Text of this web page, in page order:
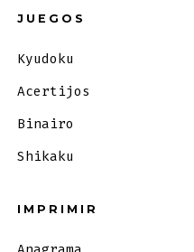
JUEGOS
Kyudoku
Acertijos
Binairo
Shikaku
IMPRIMIR